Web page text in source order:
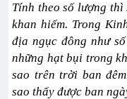
Tính theo số lượng
khan hiếm. Trong
địa ngục đông như
những hạt bụi trong
sao trên trời ban
sao thấy được ban